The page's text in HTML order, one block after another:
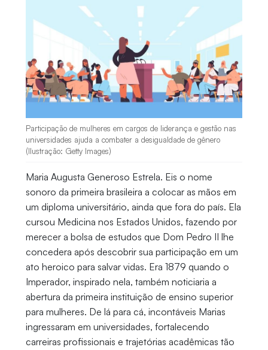
Participação de mulheres em cargos de liderança e gestão nas
universidades ajuda a combater a desigualdade de gênero
(Ilustração: Getty Images)
Maria Augusta Generoso Estrela. Eis o nome
sonoro da primeira brasileira a colocar as mãos em
um diploma universitário, ainda que fora do país. Ela
cursou Medicina nos Estados Unidos, fazendo por
merecer a bolsa de estudos que Dom Pedro II lhe
concedera após descobrir sua participação em um
ato heroico para salvar vidas. Era 1879 quando o
Imperador, inspirado nela, também noticiaria a
abertura da primeira instituição de ensino superior
para mulheres. De lá para cá, incontáveis Marias
ingressaram em universidades, fortalecendo
carreiras profissionais e trajetórias acadêmicas tão